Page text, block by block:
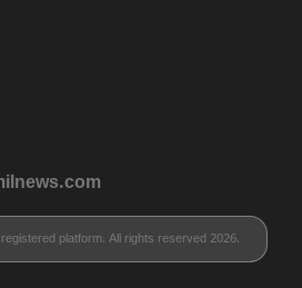
platform. All rights reserved 2026.